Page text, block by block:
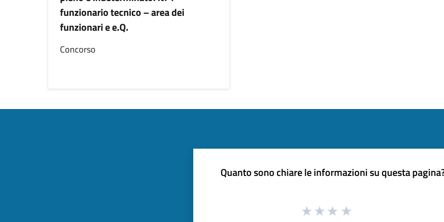
funzionario tecnico – area dei
funzionari e e.Q.
Concorso
Quanto sono chiare le informazioni su questa